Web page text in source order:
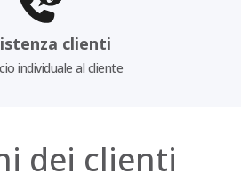
clienti
individuale al cliente
dei clienti